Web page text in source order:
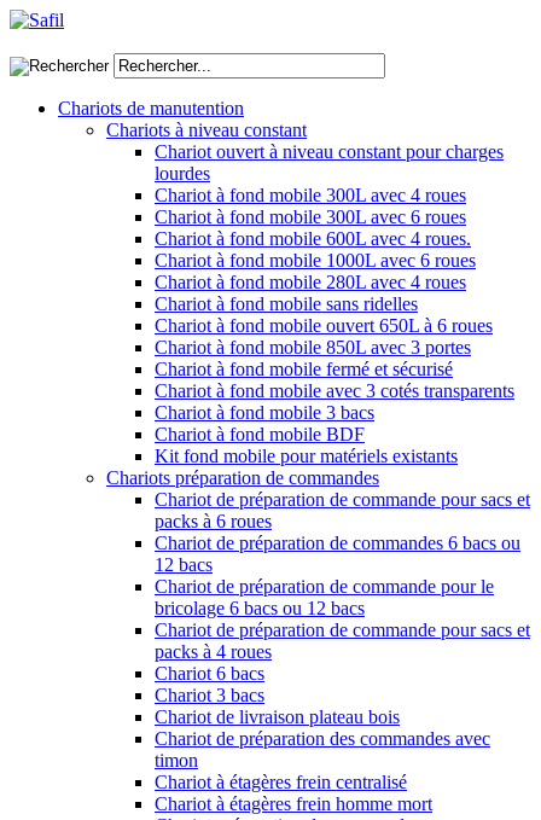
Chariots de manutention
Chariots à niveau constant
Chariot ouvert à niveau constant pour charges
lourdes
Chariot à fond mobile 300L avec 4 roues
Chariot à fond mobile 300L avec 6 roues
Chariot à fond mobile 600L avec 4 roues.
Chariot à fond mobile 1000L avec 6 roues
Chariot à fond mobile 280L avec 4 roues
Chariot à fond mobile sans ridelles
Chariot à fond mobile ouvert 650L à 6 roues
Chariot à fond mobile 850L avec 3 portes
Chariot à fond mobile fermé et sécurisé
Chariot à fond mobile avec 3 cotés transparents
Chariot à fond mobile 3 bacs
Chariot à fond mobile BDF
Kit fond mobile pour matériels existants
Chariots préparation de commandes
Chariot de préparation de commande pour sacs et
packs à 6 roues
Chariot de préparation de commandes 6 bacs ou
12 bacs
Chariot de préparation de commande pour le
bricolage 6 bacs ou 12 bacs
Chariot de préparation de commande pour sacs et
packs à 4 roues
Chariot 6 bacs
Chariot 3 bacs
Chariot de livraison plateau bois
Chariot de préparation des commandes avec
timon
Chariot à étagères frein centralisé
Chariot à étagères frein homme mort